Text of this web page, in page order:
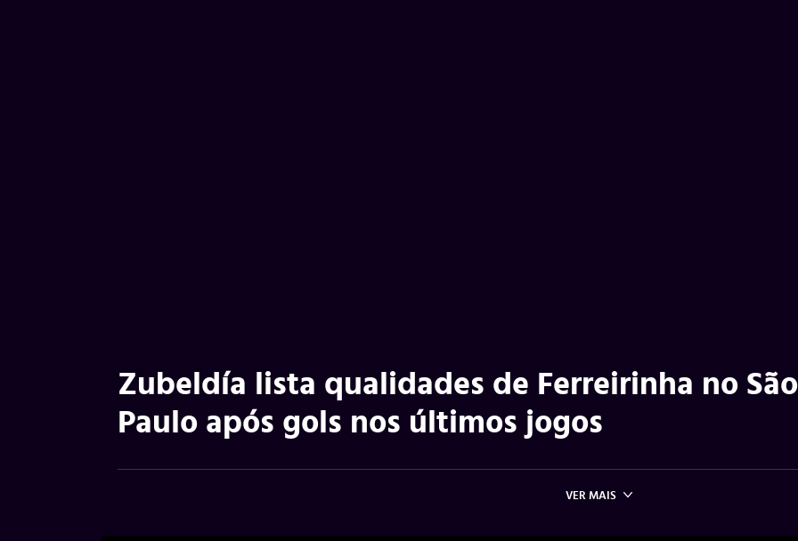
Zubeldía lista qualidades de Ferreirinha no São
Paulo após gols nos últimos jogos
VER MAIS